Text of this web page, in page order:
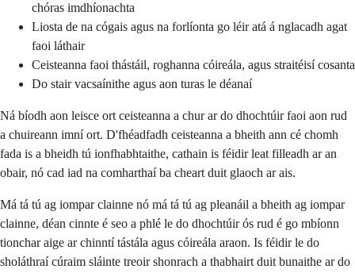
chóras imdhíonachta
Liosta de na cógais agus na forlíonta go léir atá á nglacadh agat
faoi láthair
Ceisteanna faoi thástáil, roghanna cóireála, agus straitéisí cosanta
Do stair vacsaínithe agus aon turas le déanaí
Ná bíodh aon leisce ort ceisteanna a chur ar do dhochtúir faoi aon rud
a chuireann imní ort. D'fhéadfadh ceisteanna a bheith ann cé chomh
fada is a bheidh tú ionfhabhtaithe, cathain is féidir leat filleadh ar an
obair, nó cad iad na comharthaí ba cheart duit glaoch ar ais.
Má tá tú ag iompar clainne nó má tá tú ag pleanáil a bheith ag iompar
clainne, déan cinnte é seo a phlé le do dhochtúir ós rud é go mbíonn
tionchar aige ar chinntí tástála agus cóireála araon. Is féidir le do
sholáthraí cúraim sláinte treoir shonrach a thabhairt duit bunaithe ar do